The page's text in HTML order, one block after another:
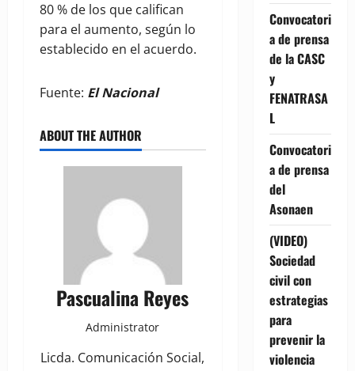
80 % de los que califican
para el aumento, según lo
establecido en el acuerdo.
Fuente: El Nacional
ABOUT THE AUTHOR
Pascualina Reyes
Administrator
Licda. Comunicación Social,
Convocatori
a de prensa
de la CASC
y
FENATRASA
L
Convocatori
a de prensa
del
Asonaen
(VIDEO)
Sociedad
civil con
estrategias
para
prevenir la
violencia